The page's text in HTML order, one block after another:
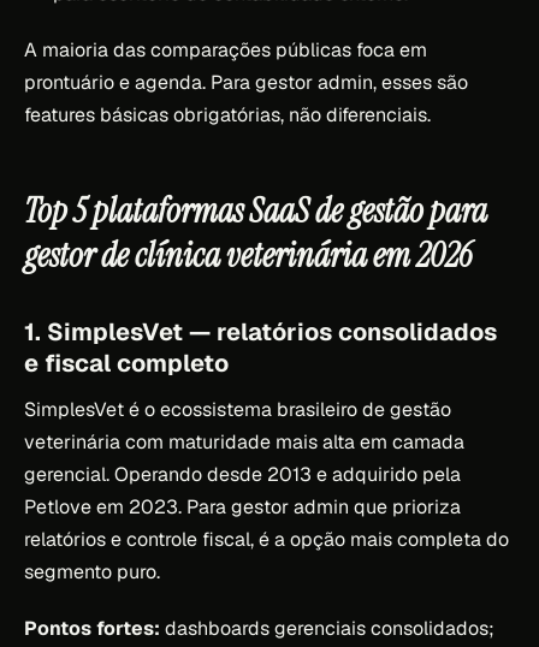
A maioria das comparações públicas foca em
prontuário e agenda. Para gestor admin, esses são
features básicas obrigatórias, não diferenciais.
Top 5 plataformas SaaS de gestão para
gestor de clínica veterinária em 2026
1. SimplesVet — relatórios consolidados
e fiscal completo
SimplesVet é o ecossistema brasileiro de gestão
veterinária com maturidade mais alta em camada
gerencial. Operando desde 2013 e adquirido pela
Petlove em 2023. Para gestor admin que prioriza
relatórios e controle fiscal, é a opção mais completa do
segmento puro.
Pontos fortes: dashboards gerenciais consolidados;